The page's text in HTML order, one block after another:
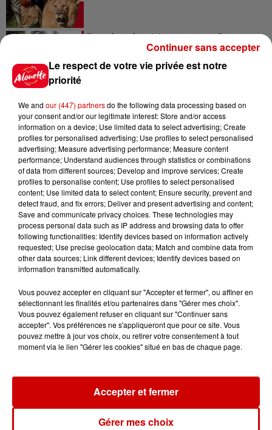
Destination Vacances - Gagnez
votre séjour en famille au cœur
de la...
Destination Vacances : inscrivez-
vous !
Podcasts Voir plus
Kelly Massol, figure
emblématique de
Aménager un school bus au
Canada et accueillir les bleus à
Born in the U.S.A - Bruce
Le respect de votre vie privée est notre
priorité
We and our (447) partnersdo the following data processing based on
your consent and/or our legitimate interest: Store and/or access
information on a device; Use limited data to select advertising; Create
profiles for personalised advertising; Use profiles to select personalised
advertising; Measure advertising performance; Measure content
performance; Understand audiences through statistics or combinations
of data from different sources; Develop and improve services; Create
profiles to personalise content; Use profiles to select personalised
content; Use limited data to select content; Ensure security, prevent and
detect fraud, and fix errors; Deliver and present advertising and content;
Save and communicate privacy choices. These technologies may
process personal data such as IP address and browsing data to offer
following functionalities: Identify devices based on information actively
requested; Use precise geolocation data; Match and combine data from
other data sources; Link different devices; Identify devices based on
information transmitted automatically.
Vous pouvez accepter en cliquant sur "Accepter et fermer", ou affiner en
sélectionnant les finalités et/ou partenaires dans "Gérer mes choix".
Vous pouvez également refuser en cliquant sur "Continuer sans
accepter". Vos préférences ne s'appliqueront que pour ce site. Vous
pouvez mettre à jour vos choix, ou retirer votre consentement à tout
moment via le lien "Gérer les cookies" situé en bas de chaque page.
Gérer mes choix
Accepter et fermer
Continuer sans accepter